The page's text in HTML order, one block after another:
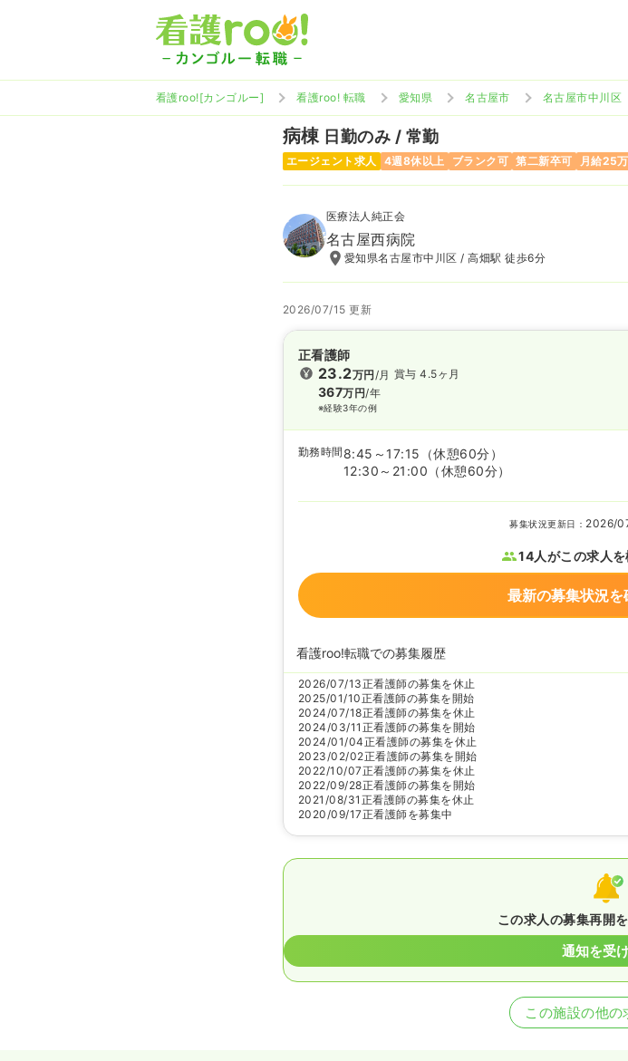
看護roo![カンゴルー] 看護roo! 転職 愛知県 名古屋市 名古屋市中川区
病棟 日勤のみ / 常勤
エージェント求人 4週8休以上 ブランク可 第二新卒可 月給25
医療法人純正会
名古屋西病院
愛知県名古屋市中川区 / 高畑駅 徒歩6分
2026/07/15 更新
正看護師
23.2万円/月
367万円/年
※経験3年の例
賞与 4.5ヶ月
勤務時間 8:45～17:15
（休憩60分）
12:30～21:00 （休憩60分）
募集状況更新日： 2026/
14人がこの求人
最新の募集状況を
看護roo!転職での募集履歴
2026/07/13正看護師の募集を休止
2025/01/10正看護師の募集を開始
2024/07/18正看護師の募集を休止
2024/03/11 正看護師の募集を開始
2024/01/04正看護師の募集を休止
2023/02/02正看護師の募集を開始
2022/10/07正看護師の募集を休止
2022/09/28正看護師の募集を開始
2021/08/31 正看護師の募集を休止
2020/09/17正看護師を募集中
この求人の募集再開
通知を受
この施設の他の